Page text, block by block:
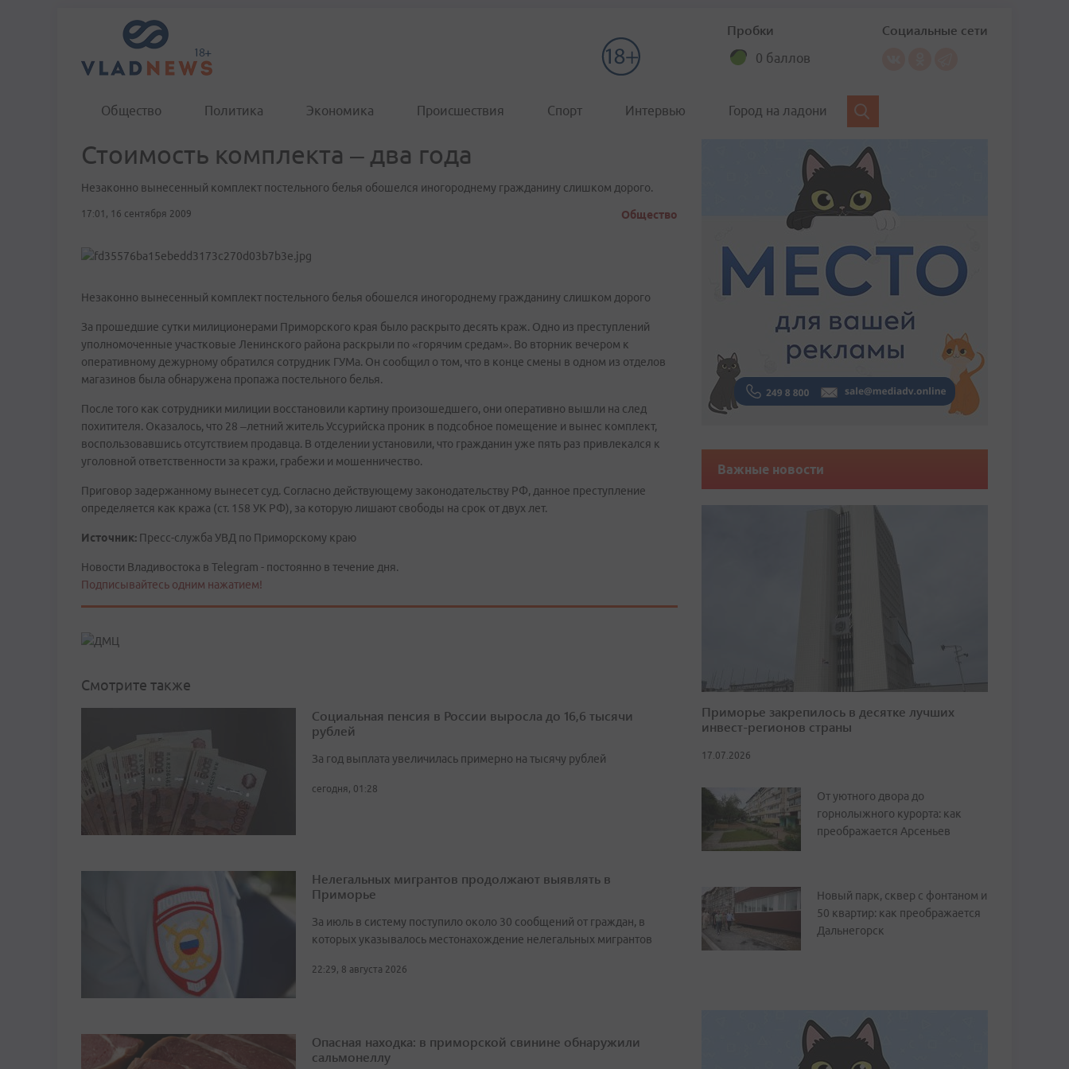
Пробки
0 баллов
Социальные сети
Общество Политика Экономика Происшествия Спорт Интервью Город на ладони
Стоимость комплекта – два года
Незаконно вынесенный комплект постельного белья обошелся иногороднему гражданину слишком дорого.
17:01, 16 сентября 2009 Общество
Незаконно вынесенный комплект постельного белья обошелся иногороднему гражданину слишком дорого
За прошедшие сутки милиционерами Приморского края было раскрыто десять краж. Одно из преступлений
уполномоченные участковые Ленинского района раскрыли по «горячим средам». Во вторник вечером к
оперативному дежурному обратился сотрудник ГУМа. Он сообщил о том, что в конце смены в одном из отделов
магазинов была обнаружена пропажа постельного белья.
После того как сотрудники милиции восстановили картину произошедшего, они оперативно вышли на след
похитителя. Оказалось, что 28 –летний житель Уссурийска проник в подсобное помещение и вынес комплект,
воспользовавшись отсутствием продавца. В отделении установили, что гражданин уже пять раз привлекался к
уголовной ответственности за кражи, грабежи и мошенничество.
Приговор задержанному вынесет суд. Согласно действующему законодательству РФ, данное преступление
определяется как кража (ст. 158 УК РФ), за которую лишают свободы на срок от двух лет.
Источник: Пресс-служба УВД по Приморскому краю
Новости Владивостока в Telegram - постоянно в течение дня.
Подписывайтесь одним нажатием!
Смотрите также
Социальная пенсия в России выросла до 16,6 тысячи
рублей
За год выплата увеличилась примерно на тысячу рублей
сегодня, 01:28
Нелегальных мигрантов продолжают выявлять в
Приморье
За июль в систему поступило около 30 сообщений от граждан, в
которых указывалось местонахождение нелегальных мигрантов
22:29, 8 августа 2026
Опасная находка: в приморской свинине обнаружили
сальмонеллу
Важные новости
Приморье закрепилось в десятке лучших
инвест-регионов страны
17.07.2026
От уютного двора до
горнолыжного курорта: как
преображается Арсеньев
Новый парк, сквер с фонтаном и
50 квартир: как преображается
Дальнегорск